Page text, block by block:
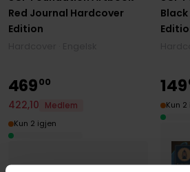
Red Journal Hardcover
Edition
46900
422,10
Medlem
Kun 2 igjen
149
Kun